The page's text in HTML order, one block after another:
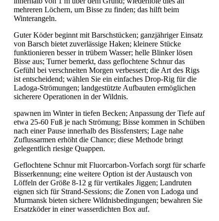
mehreren Löchern, um Bisse zu finden; das hilft beim
Winterangeln.
Guter Köder beginnt mit Barschstücken; ganzjähriger Einsatz
von Barsch bietet zuverlässige Haken; kleinere Stücke
funktionieren besser in trübem Wasser; helle Blinker lösen
Bisse aus; Turner bemerkt, dass geflochtene Schnur das
Gefühl bei verschneiten Morgen verbessert; die Art des Rigs
ist entscheidend; wählen Sie ein einfaches Drop-Rig für die
Ladoga-Strömungen; landgestützte Aufbauten ermöglichen
sicherere Operationen in der Wildnis.
spawnen im Winter in tiefen Becken; Anpassung der Tiefe auf
etwa 25-60 Fuß je nach Strömung; Bisse kommen in Schüben
nach einer Pause innerhalb des Bissfensters; Lage nahe
Zuflussarmen erhöht die Chance; diese Methode bringt
gelegentlich riesige Quappen.
Geflochtene Schnur mit Fluorcarbon-Vorfach sorgt für scharfe
Bisserkennung; eine weitere Option ist der Austausch von
Löffeln der Größe 8-12 g für vertikales Jiggen; Landruten
eignen sich für Strand-Sessions; die Zonen von Ladoga und
Murmansk bieten sichere Wildnisbedingungen; bewahren Sie
Ersatzköder in einer wasserdichten Box auf.